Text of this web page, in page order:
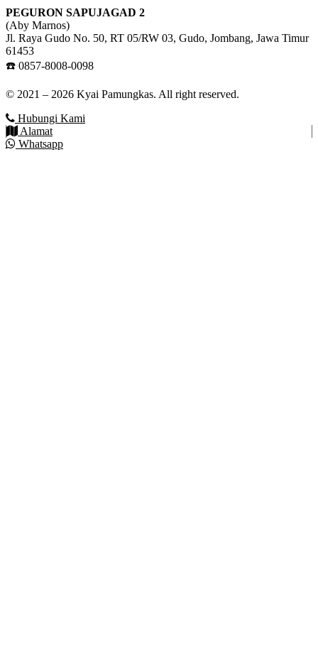
PEGURON SAPUJAGAD 2
(Aby Marnos)
Jl. Raya Gudo No. 50, RT 05/RW 03, Gudo, Jombang, Jawa Timur
61453
☎️ 0857-8008-0098
© 2021 – 2026 Kyai Pamungkas. All right reserved.
Hubungi Kami
Alamat
Whatsapp